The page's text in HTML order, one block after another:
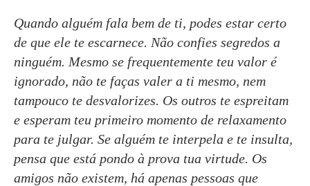
Quando alguém fala bem de ti, podes estar certo
de que ele te escarnece. Não confies segredos a
ninguém. Mesmo se frequentemente teu valor é
ignorado, não te faças valer a ti mesmo, nem
tampouco te desvalorizes. Os outros te espreitam
e esperam teu primeiro momento de relaxamento
para te julgar. Se alguém te interpela e te insulta,
pensa que está pondo à prova tua virtude. Os
amigos não existem, há apenas pessoas que